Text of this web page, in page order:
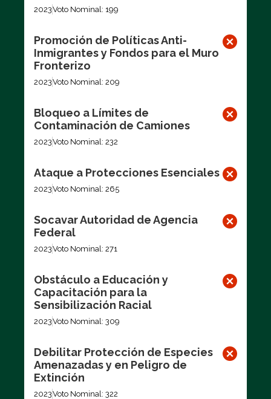
2023Voto Nominal: 199
Promoción de Políticas Anti-
Inmigrantes y Fondos para el Muro
Fronterizo
2023Voto Nominal: 209
Bloqueo a Límites de
Contaminación de Camiones
2023Voto Nominal: 232
Ataque a Protecciones Esenciales
2023Voto Nominal: 265
Socavar Autoridad de Agencia
Federal
2023Voto Nominal: 271
Obstáculo a Educación y
Capacitación para la
Sensibilización Racial
2023Voto Nominal: 309
Debilitar Protección de Especies
Amenazadas y en Peligro de
Extinción
2023Voto Nominal: 322